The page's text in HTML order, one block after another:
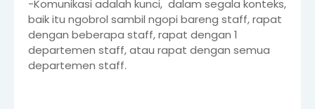
-Komunikasi adalah kunci, dalam segala konteks,
baik itu ngobrol sambil ngopi bareng staff, rapat
dengan beberapa staff, rapat dengan 1
departemen staff, atau rapat dengan semua
departemen staff.